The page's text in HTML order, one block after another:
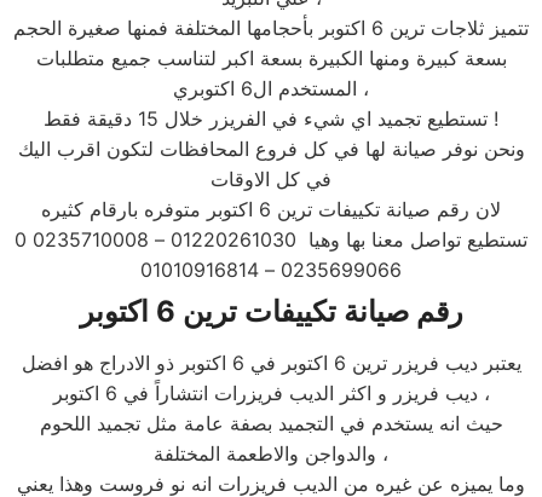
تتميز ثلاجات ترين 6 اكتوبر بأحجامها المختلفة فمنها صغيرة الحجم
بسعة كبيرة ومنها الكبيرة بسعة اكبر لتناسب جميع متطلبات
المستخدم ال6 اكتوبري ،
تستطيع تجميد اي شيء في الفريزر خلال 15 دقيقة فقط !
ونحن نوفر صيانة لها في كل فروع المحافظات لتكون اقرب اليك
في كل الاوقات
لان رقم صيانة تكييفات ترين 6 اكتوبر متوفره بارقام كثيره
تستطيع تواصل معنا بها وهيا 01220261030 – 0235710008 0
0235699066 – 01010916814
رقم صيانة تكييفات ترين 6 اكتوبر
يعتبر ديب فريزر ترين 6 اكتوبر في 6 اكتوبر ذو الادراج هو افضل
ديب فريزر و اكثر الديب فريزرات انتشاراً في 6 اكتوبر ،
حيث انه يستخدم في التجميد بصفة عامة مثل تجميد اللحوم
والدواجن والاطعمة المختلفة ،
وما يميزه عن غيره من الديب فريزرات انه نو فروست وهذا يعني